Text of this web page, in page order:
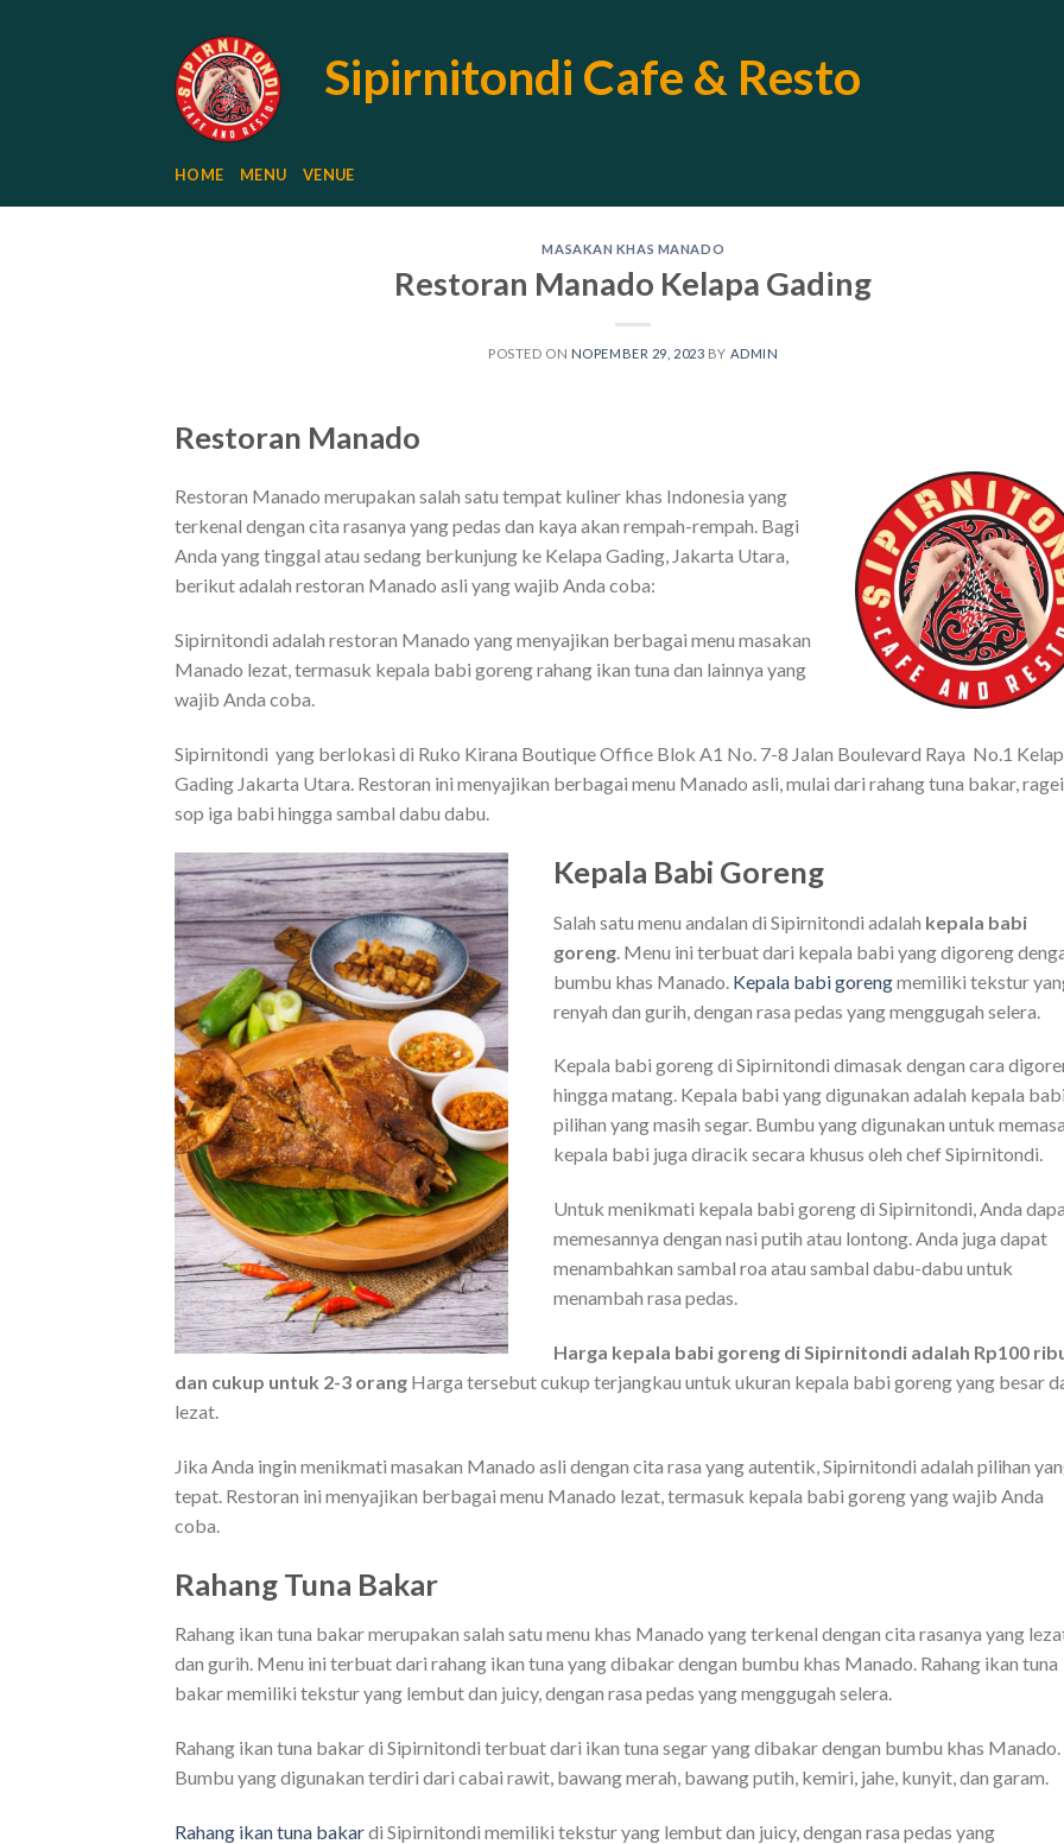
Sipirnitondi Cafe & Resto
HOME MENU VENUE
MASAKAN KHAS MANADO
Restoran Manado Kelapa Gading
POSTED ON NOPEMBER 29, 2023 BY ADMIN
Restoran Manado
Restoran Manado merupakan salah satu tempat kuliner khas Indonesia yang
terkenal dengan cita rasanya yang pedas dan kaya akan rempah-rempah. Bagi
Anda yang tinggal atau sedang berkunjung ke Kelapa Gading, Jakarta Utara,
berikut adalah restoran Manado asli yang wajib Anda coba:
Sipirnitondi adalah restoran Manado yang menyajikan berbagai menu masakan
Manado lezat, termasuk kepala babi goreng rahang ikan tuna dan lainnya yang
wajib Anda coba.
Sipirnitondi yang berlokasi di Ruko Kirana Boutique Office Blok A1 No. 7-8 Jalan Boulevard Raya No.1
Gading Jakarta Utara. Restoran ini menyajikan berbagai menu Manado asli, mulai dari rahang tuna bakar,
sop iga babi hingga sambal dabu dabu.
Kepala Babi Goreng
Salah satu menu andalan di Sipirnitondi adalah kepala babi
goreng . Menu ini terbuat dari kepala babi yang digoreng
bumbu khas Manado. Kepala babi gorengmemiliki tekstur
renyah dan gurih, dengan rasa pedas yang menggugah selera.
Kepala babi goreng di Sipirnitondi dimasak dengan cara
hingga matang. Kepala babi yang digunakan adalah kepala babi
pilihan yang masih segar. Bumbu yang digunakan untuk
kepala babi juga diracik secara khusus oleh chef Sipirnitondi.
Untuk menikmati kepala babi goreng di Sipirnitondi, Anda
memesannya dengan nasi putih atau lontong. Anda juga dapat
menambahkan sambal roa atau sambal dabu-dabu untuk
menambah rasa pedas.
Harga kepala babi goreng di Sipirnitondi adalah Rp100
dan cukup untuk 2-3 orang Harga tersebut cukup terjangkau untuk ukuran kepala babi goreng yang besar
lezat.
Jika Anda ingin menikmati masakan Manado asli dengan cita rasa yang autentik, Sipirnitondi adalah pilihan
tepat. Restoran ini menyajikan berbagai menu Manado lezat, termasuk kepala babi goreng yang wajib Anda
coba.
Rahang Tuna Bakar
Rahang ikan tuna bakar merupakan salah satu menu khas Manado yang terkenal dengan cita rasanya yang
dan gurih. Menu ini terbuat dari rahang ikan tuna yang dibakar dengan bumbu khas Manado. Rahang ikan tuna
bakar memiliki tekstur yang lembut dan juicy, dengan rasa pedas yang menggugah selera.
Rahang ikan tuna bakar di Sipirnitondi terbuat dari ikan tuna segar yang dibakar dengan bumbu khas Manado.
Bumbu yang digunakan terdiri dari cabai rawit, bawang merah, bawang putih, kemiri, jahe, kunyit, dan garam.
Rahang ikan tuna bakardi Sipirnitondi memiliki tekstur yang lembut dan juicy, dengan rasa pedas yang